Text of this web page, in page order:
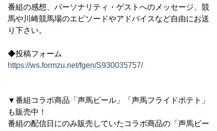
番組の感想、パーソナリティ・ゲストへのメッセージ、競
馬や川崎競馬場のエピソードやアドバイスなど自由にお送
り下さい。
◆投稿フォーム
https://ws.formzu.net/fgen/S930035757/
▼番組コラボ商品「声馬ビール」「声馬フライドポテト」
も販売中！
番組の配信日にのみ販売していたコラボ商品の「声馬ビー